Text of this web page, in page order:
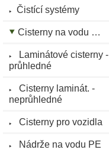
Čistící systémy
Cisterny na vodu …
Laminátové cisterny -
průhledné
Cisterny laminát. -
neprůhledné
Cisterny pro vozidla
Nádrže na vodu PE